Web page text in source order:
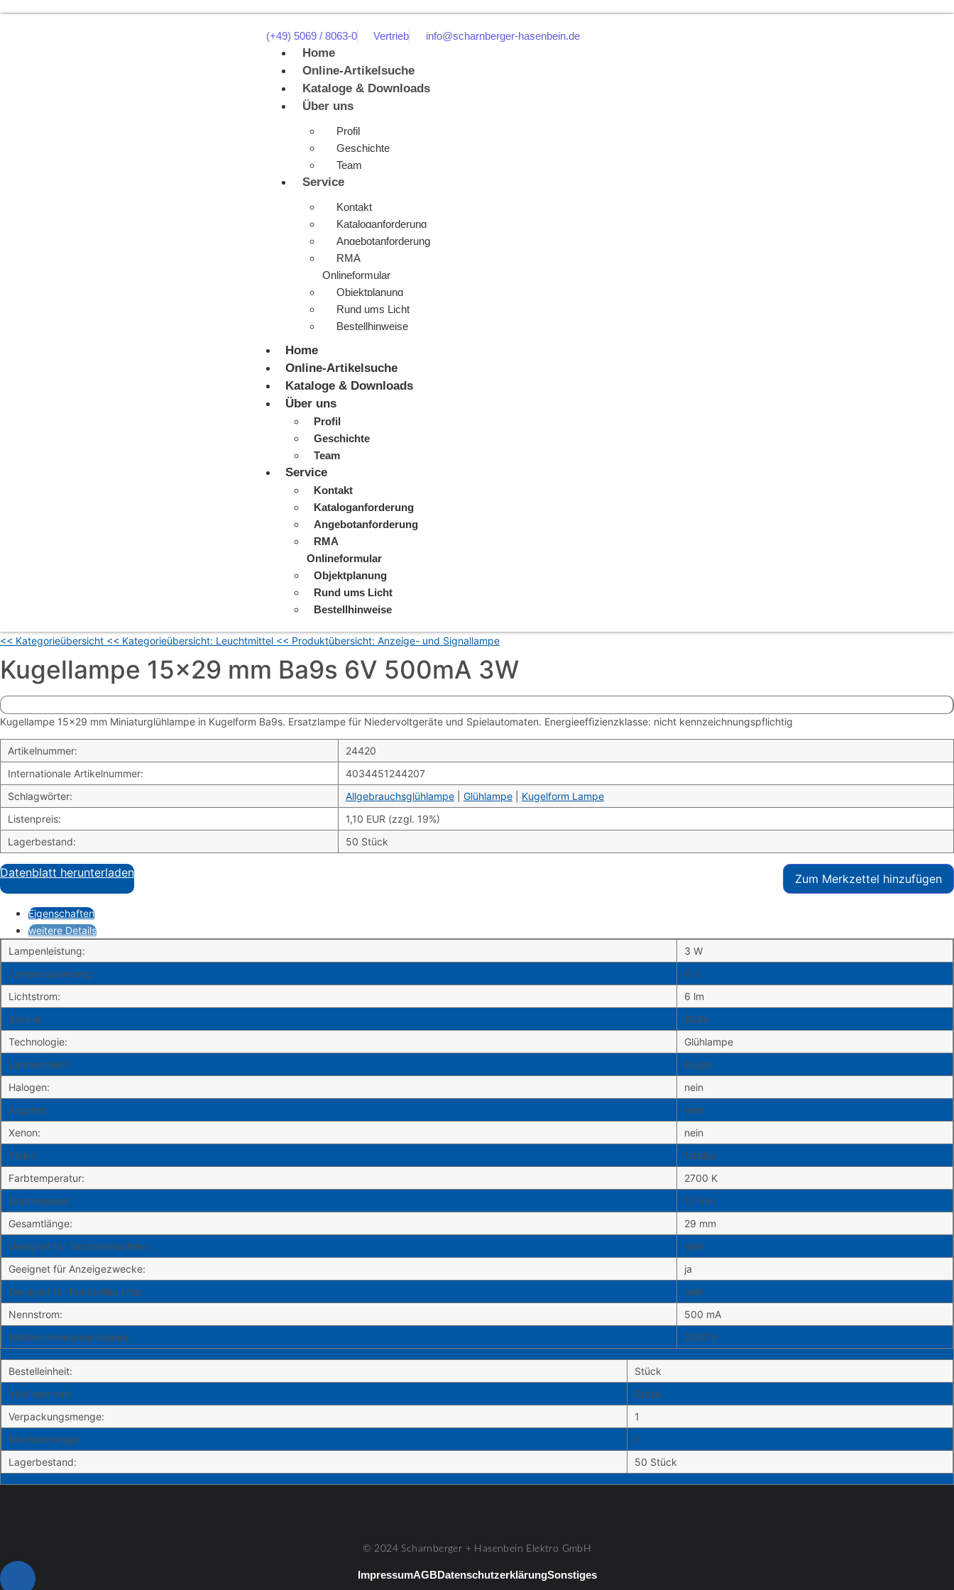
(+49) 5069 / 8063-0 Vertrieb info@scharnberger-hasenbein.de
Home
Online-Artikelsuche
Kataloge & Downloads
Über uns
Profil
Geschichte
Team
Service
Kontakt
Kataloganforderung
Angebotanforderung
RMA
Onlineformular
Objektplanung
Rund ums Licht
Bestellhinweise
Home
Online-Artikelsuche
Kataloge & Downloads
Über uns
Profil
Geschichte
Team
Service
Kontakt
Kataloganforderung
Angebotanforderung
RMA
Onlineformular
Objektplanung
Rund ums Licht
Bestellhinweise
<< Kategorieübersicht << Kategorieübersicht: Leuchtmittel << Produktübersicht: Anzeige- und Signallampe
Kugellampe 15×29 mm Ba9s 6V 500mA 3W
Kugellampe 15×29 mm Miniaturglühlampe in Kugelform Ba9s. Ersatzlampe für Niedervoltgeräte und Spielautomaten. Energieeffizienzklasse: nicht kennzeichnungspflichtig
Artikelnummer:
24420
Internationale Artikelnummer:
4034451244207
Schlagwörter:
Allgebrauchsglühlampe Glühlampe
Kugelform Lampe
Listenpreis:
1,10 EUR (zzgl. 19%)
Lagerbestand:
50 Stück
Datenblatt herunterladen Zum Merkzettel hinzufügen
Eigenschaften
weitere Details
Lampenleistung:
3 W
Lampenspannung:
6 V
Lichtstrom:
6 lm
Sockel:
BA9s
Technologie:
Glühlampe
Lampenform:
Kugel
Halogen:
nein
Krypton:
nein
Xenon:
nein
Farbe:
farblos
Farbtemperatur:
2700 K
Durchmesser:
15 mm
Gesamtlänge:
29 mm
Geeignet für Taschenleuchten:
nein
Geeignet für Anzeigezwecke:
ja
Geeignet für Rundumleuchte:
nein
Nennstrom:
500 mA
Mittlere Nennlebensdauer:
2000 h
Bestelleinheit:
Stück
Inhaltseinheit:
Stück
Verpackungsmenge:
1
Mindestmenge:
1
Lagerbestand:
50 Stück
© 2024 Scharnberger + Hasenbein Elektro GmbH
ImpressumAGBDatenschutzerklärungSonstiges